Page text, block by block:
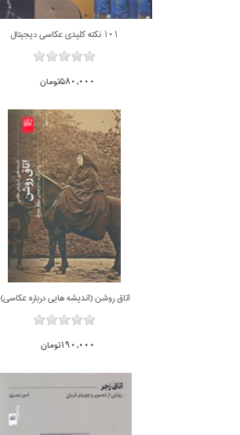
101 نكته كليدي عكاسي ديجيتال
580,000تومان
اتاق روشن (انديشه هايي درباره عكاسي)
190,000تومان